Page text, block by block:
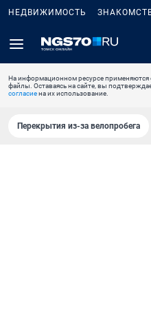
НЕДВИЖИМОСТЬ
На информационном ресурсе применяются
файлы. Оставаясь на сайте, вы
согласиена их использование.
Перекрытия из-за велопробега